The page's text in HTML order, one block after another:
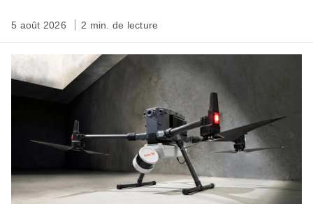
5 août 2026 2 min. de lecture